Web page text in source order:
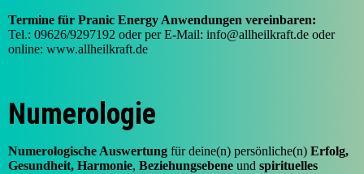
Termine für Pranic Energy Anwendungen vereinbaren:
Tel.: 09626/9297192 oder per E-Mail: info@allheilkraft.de oder
online: www.allheilkraft.de
Numerologie
Numerologische Auswertung für deine(n) persönliche(n) Erfolg,
Gesundheit, Harmonie, Beziehungsebene und spirituelles